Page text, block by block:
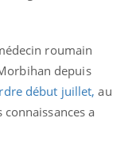
roumain
depuis
début juillet, au
a